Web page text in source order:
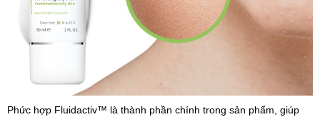
Phức hợp Fluidactiv™ là thành phần chính trong sản phẩm, giúp